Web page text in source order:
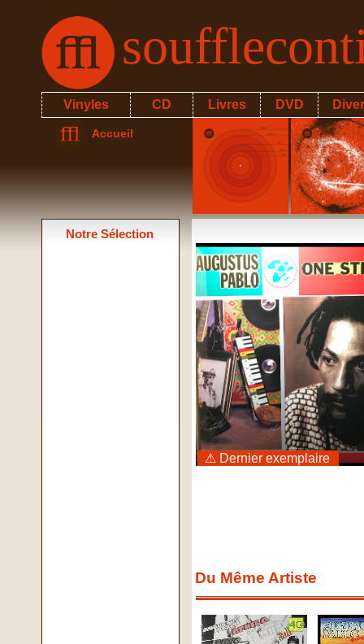
Vinyles CD Livres DVD
Accueil
Notre Sélection
⚠ Dernier exemplaire
Du Même Artiste